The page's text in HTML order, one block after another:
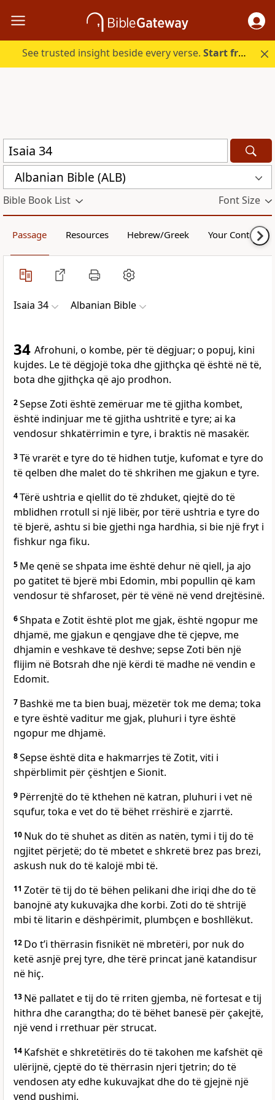
See trusted insight beside every verse.Start free.
Albanian Bible (ALB)
Bible Book List Font Size
Passage Resources Hebrew/Greek Your Content
Isaia 34 Albanian Bible
34 Afrohuni, o kombe, për të dëgjuar; o popuj, kini
kujdes. Le të dëgjojë toka dhe gjithçka që është në të,
bota dhe gjithçka që ajo prodhon.
2Sepse Zoti është zemëruar me të gjitha kombet,
është indinjuar me të gjitha ushtritë e tyre; ai ka
vendosur shkatërrimin e tyre, i braktis në masakër.
3Të vrarët e tyre do të hidhen tutje, kufomat e tyre do
të qelben dhe malet do të shkrihen me gjakun e tyre.
4Tërë ushtria e qiellit do të zhduket, qiejtë do të
mblidhen rrotull si një libër, por tërë ushtria e tyre do
të bjerë, ashtu si bie gjethi nga hardhia, si bie një fryt i
fishkur nga fiku.
5 Me qenë se shpata ime është dehur në qiell, ja ajo
po gatitet të bjerë mbi Edomin, mbi popullin që kam
vendosur të shfaroset, për të vënë në vend drejtësinë.
6Shpata e Zotit është plot me gjak, është ngopur me
dhjamë, me gjakun e qengjave dhe të cjepve, me
dhjamin e veshkave të deshve; sepse Zoti bën një
flijim në Botsrah dhe një kërdi të madhe në vendin e
Edomit.
7 Bashkë me ta bien buaj, mëzetër tok me dema; toka
e tyre është vaditur me gjak, pluhuri i tyre është
ngopur me dhjamë.
8Sepse është dita e hakmarrjes të Zotit, viti i
shpërblimit për çështjen e Sionit.
9 Përrenjtë do të kthehen në katran, pluhuri i vet në
squfur, toka e vet do të bëhet rrëshirë e zjarrtë.
10 Nuk do të shuhet as ditën as natën, tymi i tij do të
ngjitet përjetë; do të mbetet e shkretë brez pas brezi,
askush nuk do të kalojë mbi të.
11 Zotër të tij do të bëhen pelikani dhe iriqi dhe do të
banojnë aty kukuvajka dhe korbi. Zoti do të shtrijë
mbi të litarin e dëshpërimit, plumbçen e boshllëkut.
12 Do t’i thërrasin fisnikët në mbretëri, por nuk do
ketë asnjë prej tyre, dhe tërë princat janë katandisur
në hiç.
13 Në pallatet e tij do të rriten gjemba, në fortesat e tij
hithra dhe carangtha; do të bëhet banesë për çakejtë,
një vend i rrethuar për strucat.
14 Kafshët e shkretëtirës do të takohen me kafshët që
ulërijnë, cjeptë do të thërrasin njeri tjetrin; do të
vendosen aty edhe kukuvajkat dhe do të gjejnë një
vend pushimi.